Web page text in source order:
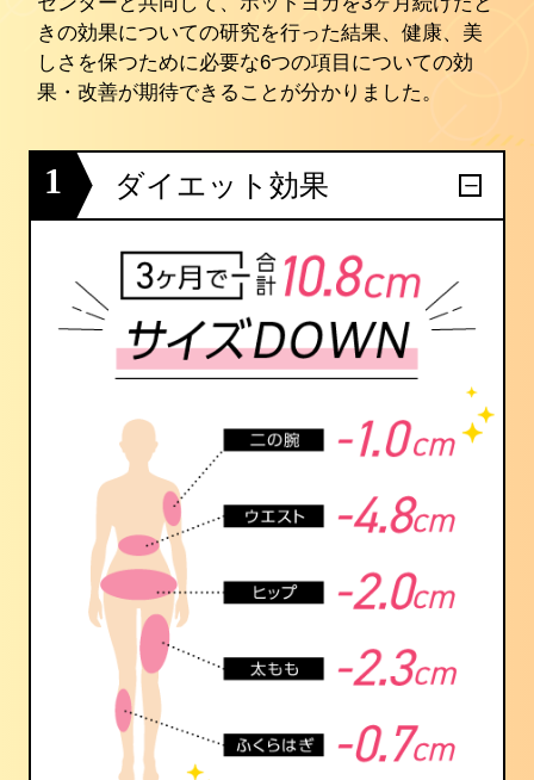
きの効果についての研究を行った結果、健康、美
しさを保つために必要な6つの項目についての効
果・改善が期待できることが分かりました。
1 ダイエット効果